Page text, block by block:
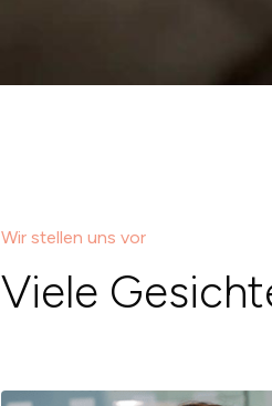
Wir stellen uns vor
Viele